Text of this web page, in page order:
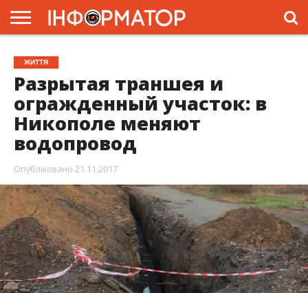
ГОЛОВНА
ЖИТТЯ
ВЛАДА
ГРОШІ
ТРЕШ
ПРЕС-
РЕЛІЗИ
РЕКЛАМА
ПРОЕКТИ
ЖИТТЯ
Разрытая траншея и
огражденный участок: в
Никополе меняют
водопровод
Опубліковано 21.11.2017